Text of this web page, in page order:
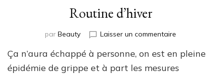
Routine d’hiver
par Beauty Laisser un commentaire
d’hiver
Ça n’aura échappé à personne, on est en pleine
épidémie de grippe et à part les mesures